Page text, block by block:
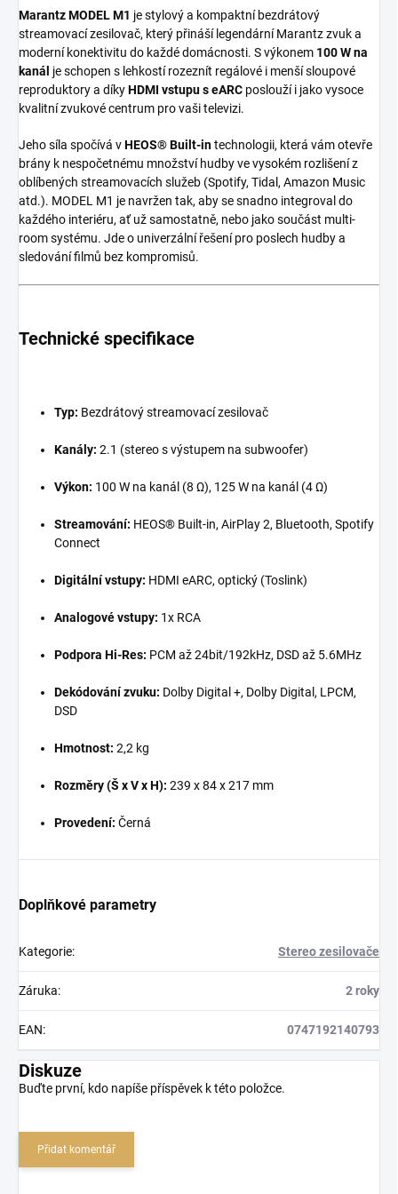
Marantz MODEL M1 je stylový a kompaktní bezdrátový
streamovací zesilovač, který přináší legendární Marantz zvuk a
moderní konektivitu do každé domácnosti. S výkonem 100 W na
kanál je schopen s lehkostí rozeznít regálové i menší sloupové
reproduktory a díkyHDMI vstupu s eARC poslouží i jako vysoce
kvalitní zvukové centrum pro vaši televizi.
Jeho síla spočívá vHEOS® Built-intechnologii, která vám otevře
brány k nespočetnému množství hudby ve vysokém rozlišení z
oblíbených streamovacích služeb (Spotify, Tidal, Amazon Music
atd.). MODEL M1 je navržen tak, aby se snadno integroval do
každého interiéru, ať už samostatně, nebo jako součást multi-
room systému. Jde o univerzální řešení pro poslech hudby a
sledování filmů bez kompromisů.
Technické specifikace
Typ: Bezdrátový streamovací zesilovač
Kanály: 2.1 (stereo s výstupem na subwoofer)
Výkon: 100 W na kanál (8 Ω), 125 W na kanál (4 Ω)
Streamování: HEOS® Built-in, AirPlay 2, Bluetooth, Spotify
Connect
Digitální vstupy: HDMI eARC, optický (Toslink)
Analogové vstupy: 1x RCA
Podpora Hi-Res: PCM až 24bit/192kHz, DSD až 5.6MHz
Dekódování zvuku: Dolby Digital +, Dolby Digital, LPCM,
DSD
Hmotnost: 2,2 kg
Rozměry (Š x V x H): 239 x 84 x 217 mm
Provedení: Černá
Doplňkové parametry
Kategorie: Stereo zesilovače
Záruka: 2 roky
EAN: 0747192140793
Diskuze
Buďte první, kdo napíše příspěvek k této položce.
Přidat komentář